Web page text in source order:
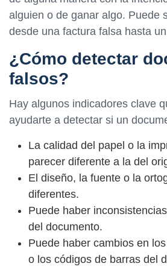
alguien o de ganar algo. Puede
desde una factura falsa hasta
¿Cómo detectar
falsos?
Hay algunos indicadores clave
ayudarte a detectar si un
La calidad del papel o la
parecer diferente a la del
El diseño, la fuente o la
diferentes.
Puede haber
del documento.
Puede haber cambios en
o los códigos de barras del